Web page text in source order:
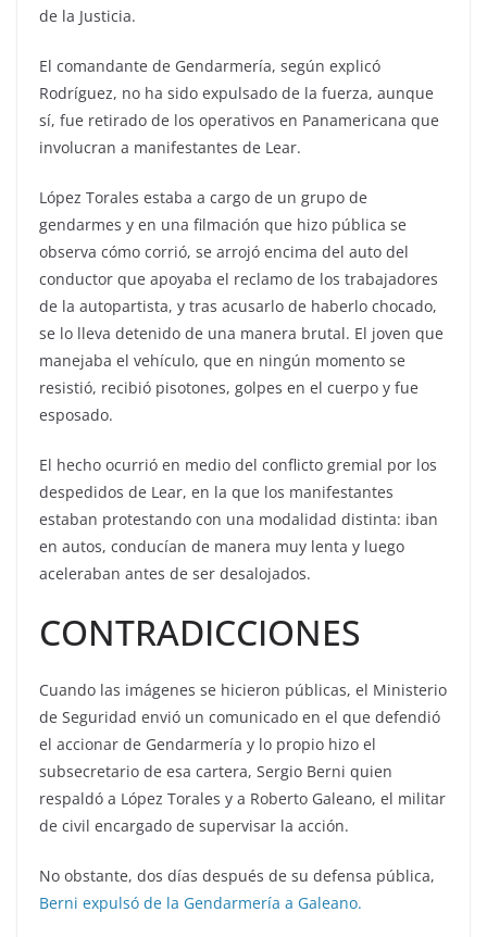
de la Justicia.
El comandante de Gendarmería, según explicó
Rodríguez, no ha sido expulsado de la fuerza, aunque
sí, fue retirado de los operativos en Panamericana que
involucran a manifestantes de Lear.
López Torales estaba a cargo de un grupo de
gendarmes y en una filmación que hizo pública se
observa cómo corrió, se arrojó encima del auto del
conductor que apoyaba el reclamo de los trabajadores
de la autopartista, y tras acusarlo de haberlo chocado,
se lo lleva detenido de una manera brutal. El joven que
manejaba el vehículo, que en ningún momento se
resistió, recibió pisotones, golpes en el cuerpo y fue
esposado.
El hecho ocurrió en medio del conflicto gremial por los
despedidos de Lear, en la que los manifestantes
estaban protestando con una modalidad distinta: iban
en autos, conducían de manera muy lenta y luego
aceleraban antes de ser desalojados.
CONTRADICCIONES
Cuando las imágenes se hicieron públicas, el Ministerio
de Seguridad envió un comunicado en el que defendió
el accionar de Gendarmería y lo propio hizo el
subsecretario de esa cartera, Sergio Berni quien
respaldó a López Torales y a Roberto Galeano, el militar
de civil encargado de supervisar la acción.
No obstante, dos días después de su defensa pública,
Berni expulsó de la Gendarmería a Galeano.